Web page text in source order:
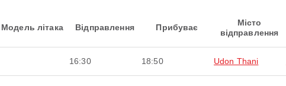
Модель літака Відправлення Прибуває
Місто
відправлення
16:30 18:50 Udon Thani